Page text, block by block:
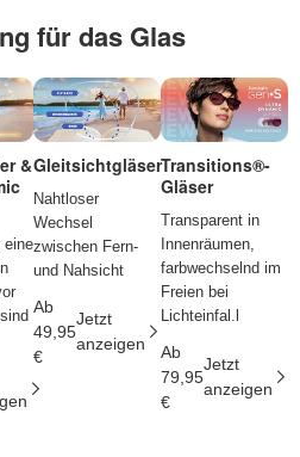
für das Glas
&
eine
Gleitsichtgläser
Nahtloser
Wechsel
zwischen Fern-
und Nahsicht
Ab
49,95
€
Jetzt
anzeigen
Transitions®-
Gläser
Transparent in
Innenräumen,
farbwechselnd im
Freien bei
Lichteinfal.l
Ab
79,95
€
Jetzt
anzeigen